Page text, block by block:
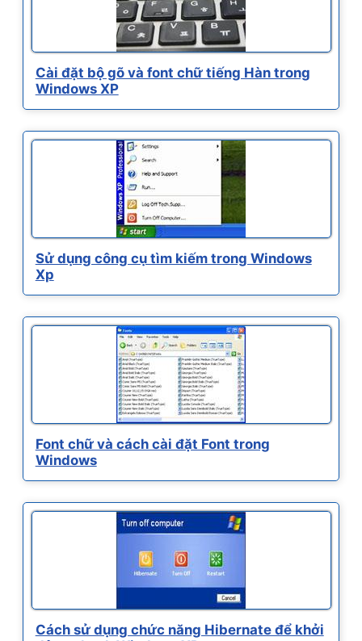
Cài đặt bộ gõ và font chữ tiếng Hàn trong
Windows XP
Sử dụng công cụ tìm kiếm trong Windows
Xp
Font chữ và cách cài đặt Font trong
Windows
Cách sử dụng chức năng Hibernate để khởi